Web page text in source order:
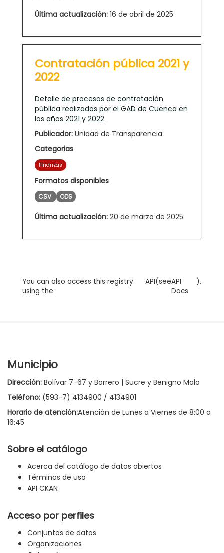
Última actualización: 16 de abril de 2025
Contratación pública 2021 y
2022
Detalle de procesos de contratación
pública realizados por el GAD de Cuenca en
los años 2021 y 2022
Publicador: Unidad de Transparencia
Categorias
Finanzas
Formatos disponibles
CSV ODS
Última actualización: 20 de marzo de 2025
You can also access this registry
using the
API(seeAPI
Docs
).
Municipio
Dirección: Bolívar 7-67 y Borrero | Sucre y Benigno Malo
Teléfono: (593-7) 4134900 / 4134901
Horario de atención:Atención de Lunes a Viernes de 8:00 a
16:45
Sobre el catálogo
Acerca del catálogo de datos abiertos
Términos de uso
API CKAN
Acceso por perfiles
Conjuntos de datos
Organizaciones